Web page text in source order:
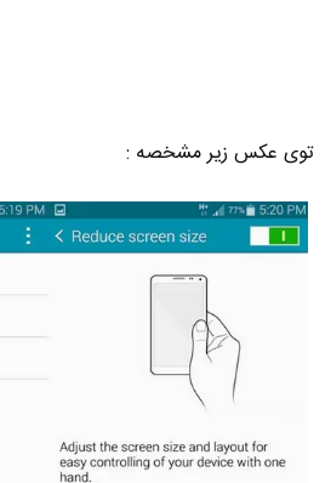
توی عکس زیر مشخصه :